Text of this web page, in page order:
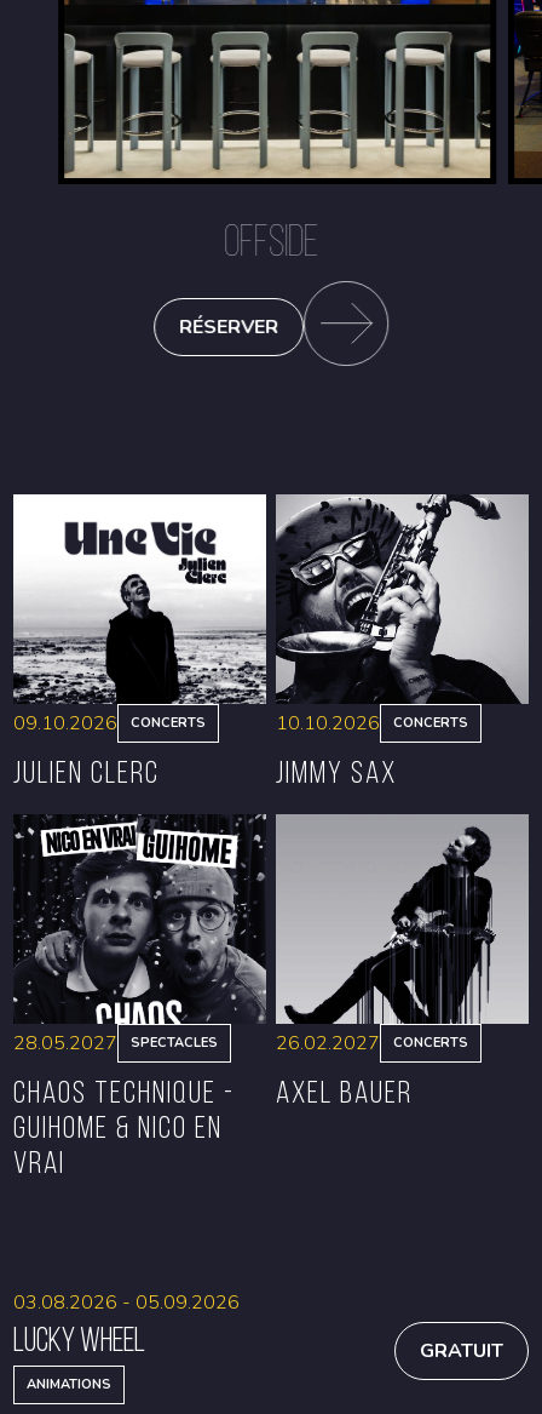
OFFSIDE
RÉSERVER
RÉSERVER
09.10.2026 CONCERTS
Julien Clerc
RÉSERVER
10.10.2026 CONCERTS
Jimmy Sax
28.05.2027 SPECTACLES
CHAOS TECHNIQUE -
GUIHOME & NICO EN
VRAI
26.02.2027 CONCERTS
Axel Bauer
Lucky Wheel
ANIMATIONS
03.08.2026 - 05.09.2026
GRATUIT